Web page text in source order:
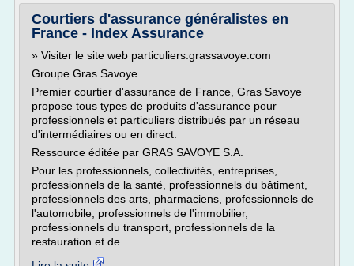
Courtiers d'assurance généralistes en
France - Index Assurance
» Visiter le site web particuliers.grassavoye.com
Groupe Gras Savoye
Premier courtier d'assurance de France, Gras Savoye
propose tous types de produits d'assurance pour
professionnels et particuliers distribués par un réseau
d'intermédiaires ou en direct.
Ressource éditée par GRAS SAVOYE S.A.
Pour les professionnels, collectivités, entreprises,
professionnels de la santé, professionnels du bâtiment,
professionnels des arts, pharmaciens, professionnels de
l'automobile, professionnels de l'immobilier,
professionnels du transport, professionnels de la
restauration et de...